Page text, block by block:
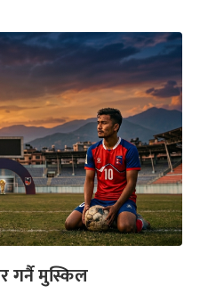
गर्नै मुस्किल